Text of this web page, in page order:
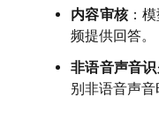
内容审核：
频提供回答。
非语音声音识
别非语音声音